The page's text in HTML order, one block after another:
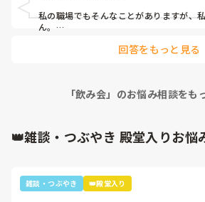
次の日、グループLINEに
「昨日は楽しかったです！また飲みまし
私の職場でもそんなことがありますが、
ん。
てラインに上げたりするくらいなので。
自分が参加出来なくても、単純にみんな
私が変？
回答をもっと見る
「飲み会」のお悩み相談をも
👑雑談・つぶやき 殿堂入りお悩
雑談・つぶやき 👑殿堂入り